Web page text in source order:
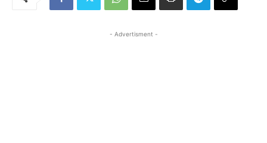
- Advertisment -